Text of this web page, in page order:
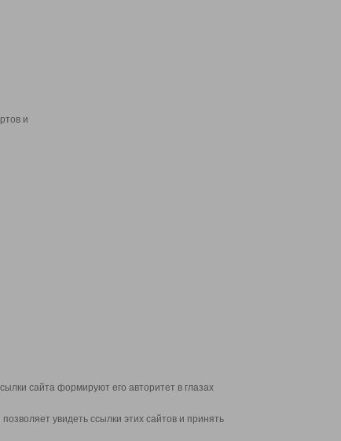
и
сайта формируют его авторитет в глазах
увидеть ссылки этих сайтов и принять